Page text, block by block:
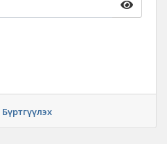
Бүртгүүлэх